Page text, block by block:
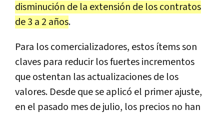
disminución de la extensión de los contratos
de 3 a 2 años.
Para los comercializadores, estos ítems son
claves para reducir los fuertes incrementos
que ostentan las actualizaciones de los
valores. Desde que se aplicó el primer ajuste,
en el pasado mes de julio, los precios no han